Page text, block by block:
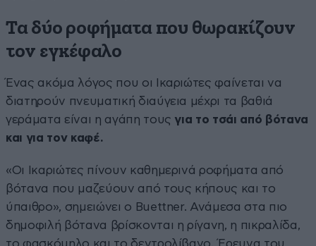
Τα δύο ροφήματα που θωρακίζουν
τον εγκέφαλο
Ένας ακόμα λόγος που οι Ικαριώτες φαίνεται να
διατηρούν πνευματική διαύγεια μέχρι τα βαθιά
γεράματα είναι η αγάπη τους για το τσάι από βότανα
και για τον καφέ.
«Οι Ικαριώτες πίνουν καθημερινά ροφήματα από
βότανα που μαζεύουν από τους κήπους και το
ύπαιθρο», σημειώνει ο Buettner. Ανάμεσα στα πιο
δημοφιλή βότανα βρίσκονται η ρίγανη, η πικραλίδα,
το φασκόμηλο και το δεντρολίβανο. Έρευνα του